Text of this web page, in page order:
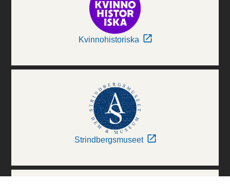
Kvinnohistoriska
Strindbergsmuseet